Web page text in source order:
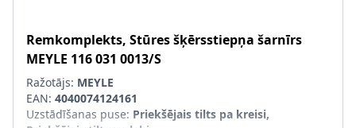
Remkomplekts, Stūres šķērsstiepņa šarnīrs
MEYLE 116 031 0013/S
Ražotājs: MEYLE
EAN: 4040074124161
Uzstādīšanas puse: Priekšējais tilts pa kreisi,